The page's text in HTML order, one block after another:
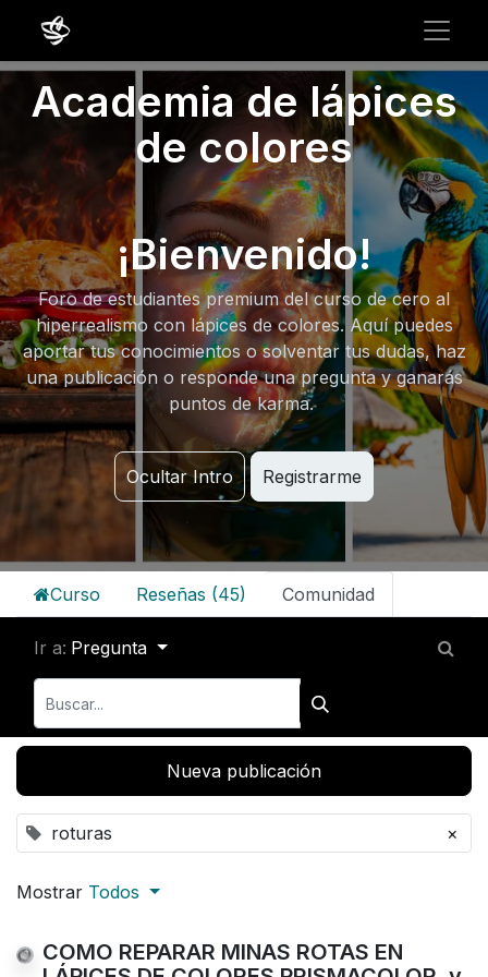
Academia de lápices
de colores
¡Bienvenido!
Foro de estudiantes premium del curso de cero al
hiperrealismo con lápices de colores. Aquí puedes
aportar tus conocimientos o solventar tus dudas, haz
una publicación o responde una pregunta y ganarás
puntos de karma.
Ocultar Intro Registrarme
Curso Reseñas (45) Comunidad
Ir a: Pregunta
roturas ×
Nueva publicación
Mostrar Todos
COMO REPARAR MINAS ROTAS EN